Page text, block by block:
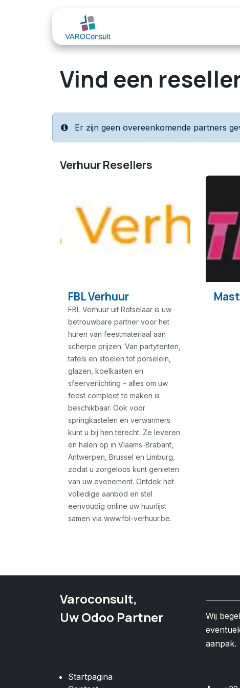
Vind een
Er zijn geen overeenkomende partners
VerhuurResellers
FBL Verhuur
FBL Verhuur uit Rotselaar is uw
betrouwbare partner voor het
huren van feestmateriaal aan
scherpe prijzen. Van partytenten,
tafels en stoelen tot porselein,
glazen, koelkasten en
sfeerverlichting – alles om uw
feest compleet te maken is
beschikbaar. Ook voor
springkastelen en verwarmers
kunt u bij hen terecht. Ze leveren
en halen op in Vlaams-Brabant,
Antwerpen, Brussel en Limburg,
zodat u zorgeloos kunt genieten
van uw evenement. Ontdek het
volledige aanbod en stel
eenvoudig online uw huurlijst
samen via www.fbl-verhuur.be.
Varoconsult,
Uw Odoo Partner
Wij
aanpak.
Startpagina